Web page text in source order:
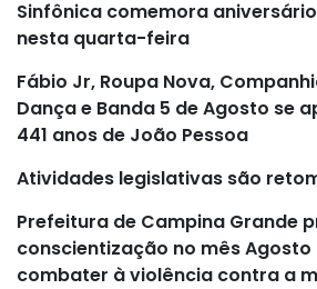
Sinfônica comemora
nesta quarta-feira
Fábio Jr, Roupa Nova,
Dança e Banda 5 de Agosto se
441 anos de João Pessoa
Atividades legislativas são
Prefeitura de Campina Grande
conscientização no mês Agosto
combater à violência contra a